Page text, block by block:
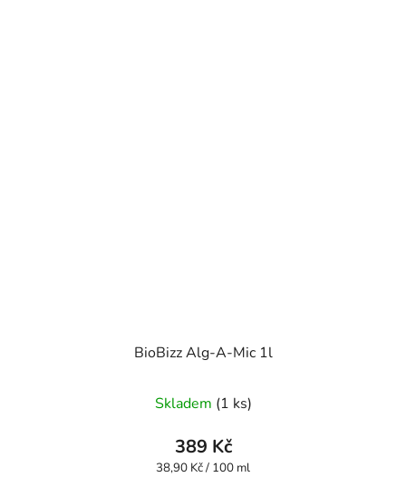
BioBizz Alg-A-Mic 1l
Skladem (1 ks)
389 Kč
Měrná
38,90 Kč / 100 ml